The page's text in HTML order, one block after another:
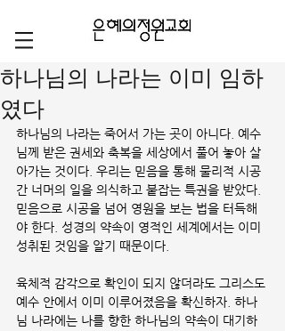
하나님의 나라는 이미 임하
였다
하나님의 나라는 죽어서 가는 곳이 아니다. 예수
님께 받은 권세와 축복을 세상에서 풀어 놓아 살
아가는 것이다. 우리는 믿음을 통해 물리적 시공
간 너머의 일을 의식하고 붙잡는 특권을 받았다.
믿음으로 시공을 넘어 영원을 보는 법을 터득해
야 한다. 성경의 약속이 영적인 세계에서는 이미
성취된 것임을 알기 때문이다.
육체적 감각으로 확인이 되지 않더라도 그리스도
예수 안에서 이미 이루어졌음을 확신하자. 하나
님 나라에는 나를 향한 하나님의 약속이 대기하